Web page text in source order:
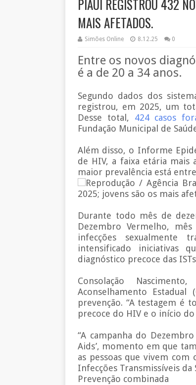
PIAUÍ REGISTROU 432
MAIS AFETADOS.
Simões Online 8.12.25 0
Entre os novos
é a de 20 a 34 anos.
Segundo dados dos
registrou, em 2025, um
Desse total, 424 casos
Fundação Municipal de
Além disso, o Informe
de HIV, a faixa etária mais
maior prevalência está
Reprodução / Agência
2025; jovens são os mais
Durante todo mês de
Dezembro Vermelho,
infecções sexualmente
intensificado iniciativas
diagnóstico precoce das
Consolação
Aconselhamento
prevenção. “A testagem é
precoce do HIV e o início
“A campanha do
Aids’, momento em que
as pessoas que vivem com
Infecções Transmissíveis da
Prevenção combinada